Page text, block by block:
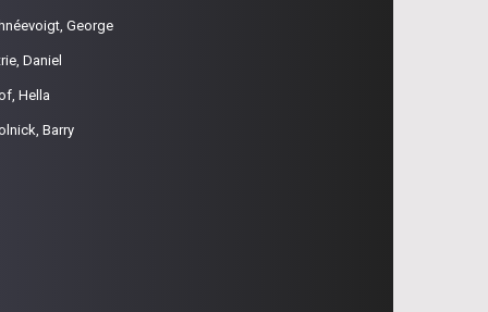
George
Daniel
Hella
Barry